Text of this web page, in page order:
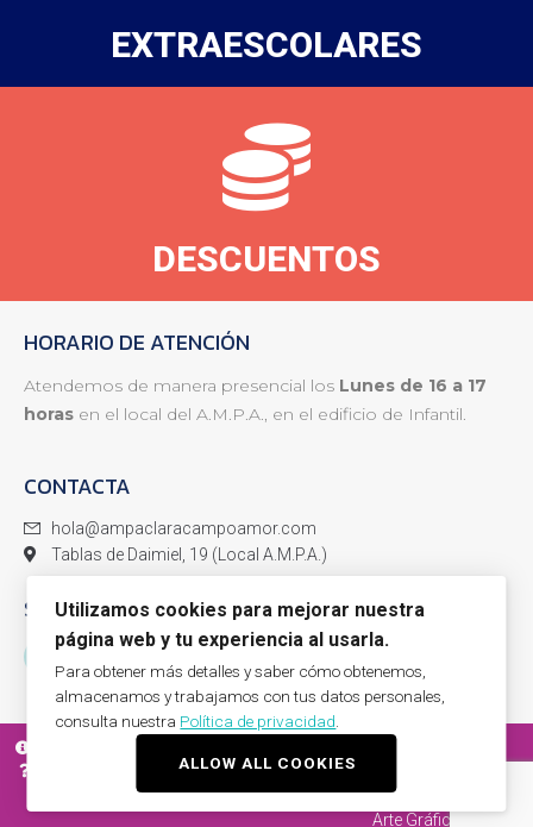
EXTRAESCOLARES
DESCUENTOS
HORARIO DE ATENCIÓN
Atendemos de manera presencial los Lunes de 16 a 17
horas en el local del A.M.P.A., en el edificio de Infantil.
CONTACTA
hola@ampaclaracampoamor.com
Tablas de Daimiel, 19 (Local A.M.P.A.)
SÍGUENOS
PREGUNTAS FRECUENTES
CONTACTA
Arte Gráfico
Utilizamos cookies para mejorar nuestra
página web y tu experiencia al usarla.
Para obtener más detalles y saber cómo obtenemos,
almacenamos y trabajamos con tus datos personales,
consulta nuestra Política de privacidad
ALLOW ALL COOKIES